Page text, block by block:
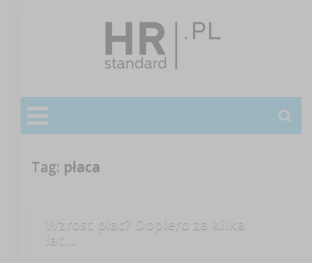
Tag: płaca
Wzrost płac? Dopiero za kilka
lat…